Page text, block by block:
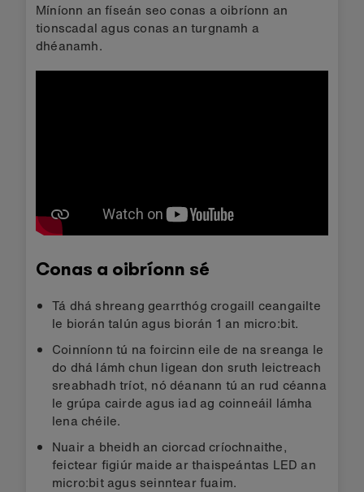
Míníonn an físeán seo conas a oibríonn an
tionscadal agus conas an turgnamh a
dhéanamh.
Conas a oibríonn sé
Tá dhá shreang gearrthóg crogaill ceangailte
le biorán talún agus biorán 1 an micro:bit.
Coinníonn tú na foircinn eile de na sreanga le
do dhá lámh chun ligean don sruth leictreach
sreabhadh tríot, nó déanann tú an rud céanna
le grúpa cairde agus iad ag coinneáil lámha
lena chéile.
Nuair a bheidh an ciorcad críochnaithe,
feictear figiúr maide ar thaispeántas LED an
micro:bit agus seinntear fuaim.